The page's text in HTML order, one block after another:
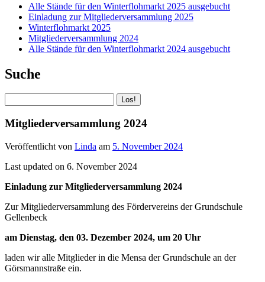
Alle Stände für den Winterflohmarkt 2025 ausgebucht
Einladung zur Mitgliederversammlung 2025
Winterflohmarkt 2025
Mitgliederversammlung 2024
Alle Stände für den Winterflohmarkt 2024 ausgebucht
Suche
Mitgliederversammlung 2024
Veröffentlicht von Linda am 5. November 2024
Last updated on 6. November 2024
Einladung zur Mitgliederversammlung 2024
Zur Mitgliederversammlung des Fördervereins der Grundschule
Gellenbeck
am Dienstag, den 03. Dezember 2024, um 20 Uhr
laden wir alle Mitglieder in die Mensa der Grundschule an der
Görsmannstraße ein.